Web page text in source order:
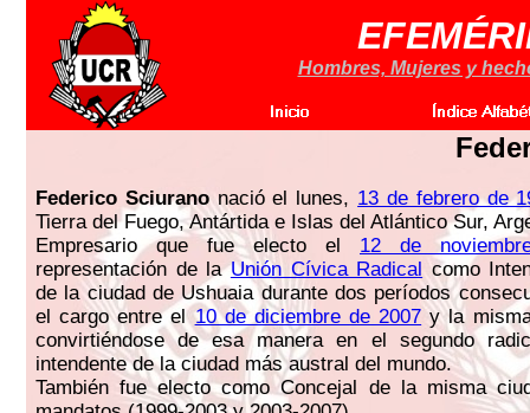
Hombres, Mujeres y
Federico Sciuranonació el lunes, 13 de febrero de
Tierra del Fuego, Antártida e Islas del Atlántico Sur,
Empresario que fue electo el 12 de
representación de laUnión Cívica Radical como
de la ciudad de Ushuaia durante dos períodos
el cargo entre el10 de diciembre de 2007 y la
convirtiéndose de esa manera en el segundo
intendente de la ciudad más austral del mundo.
También fue electo como Concejal de la misma